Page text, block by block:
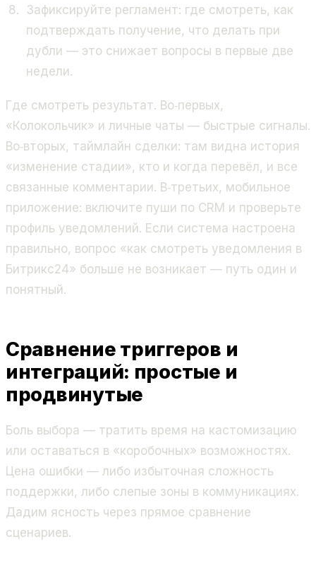
Зафиксируйте регламент: где смотреть, как
подтверждать получение, что делать при
дубли — это снижает вопросы в первые две
недели.
Где смотреть результат. Во‑первых,
«Колокольчик» и личные чаты — быстрые сигналы.
Во‑вторых, таймлайн сделки: там видна история
«изменение стадии», кто и когда перевёл, и все
связанные комментарии. В‑третьих, мобильное
приложение: включите пуши по CRM и проверьте
профиль уведомлений. Если система настроена
правильно, вопрос «как смотреть уведомления в
Битрикс24» больше не возникает — путь один и
понятный.
Сравнение триггеров и
интеграций: простые и
продвинутые
Боль выбора — тратить время на кастомизацию
или оставаться в «коробочных» возможностях.
Цена ошибки — либо избыточная сложность
поддержки, либо слепые зоны в коммуникациях.
Дадим ясность через прямое сравнение
сценариев.